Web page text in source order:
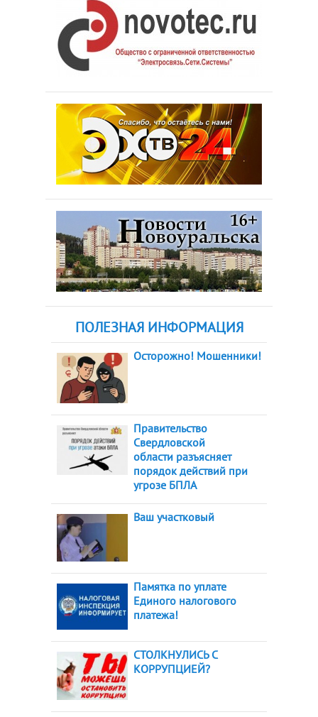
ПОЛЕЗНАЯ ИНФОРМАЦИЯ
Осторожно! Мошенники!
Правительство
Свердловской
области разъясняет
порядок действий при
угрозе БПЛА
Ваш участковый
Памятка по уплате
Единого налогового
платежа!
СТОЛКНУЛИСЬ С
КОРРУПЦИЕЙ?